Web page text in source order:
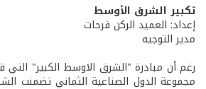
تكبير الشرق الأوسط
إعداد: العميد الركن فرحات
مدير التوجيه
رغم أن مبادرة "الشرق الاوسط الكبير"
مجموعة الدول الصناعية الثماني تضمنت